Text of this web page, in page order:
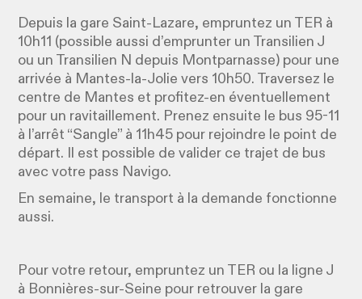
Depuis la gare Saint-Lazare, empruntez un TER à
10h11 (possible aussi d’emprunter un Transilien J
ou un Transilien N depuis Montparnasse) pour une
arrivée à Mantes-la-Jolie vers 10h50. Traversez le
centre de Mantes et profitez-en éventuellement
pour un ravitaillement. Prenez ensuite le bus 95-11
à l’arrêt “Sangle” à 11h45 pour rejoindre le point de
départ. Il est possible de valider ce trajet de bus
avec votre pass Navigo.
En semaine, le transport à la demande fonctionne
aussi.
Pour votre retour, empruntez un TER ou la ligne J
à Bonnières-sur-Seine pour retrouver la gare